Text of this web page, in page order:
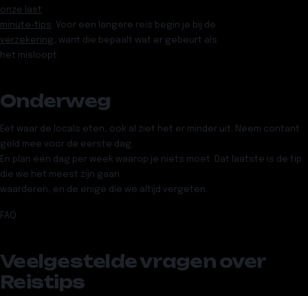
onze last
minute-tips . Voor een langere reis begin je bij de
verzekering , want die bepaalt wat er gebeurt als
het misloopt.
Onderweg
Eet waar de locals eten, ook al ziet het er minder uit. Neem contant
geld mee voor de eerste dag.
En plan één dag per week waarop je niets moet. Dat laatste is de tip
die we het meest zijn gaan
waarderen, en de enige die we altijd vergeten.
FAQ
Veelgestelde vragen over
Reistips